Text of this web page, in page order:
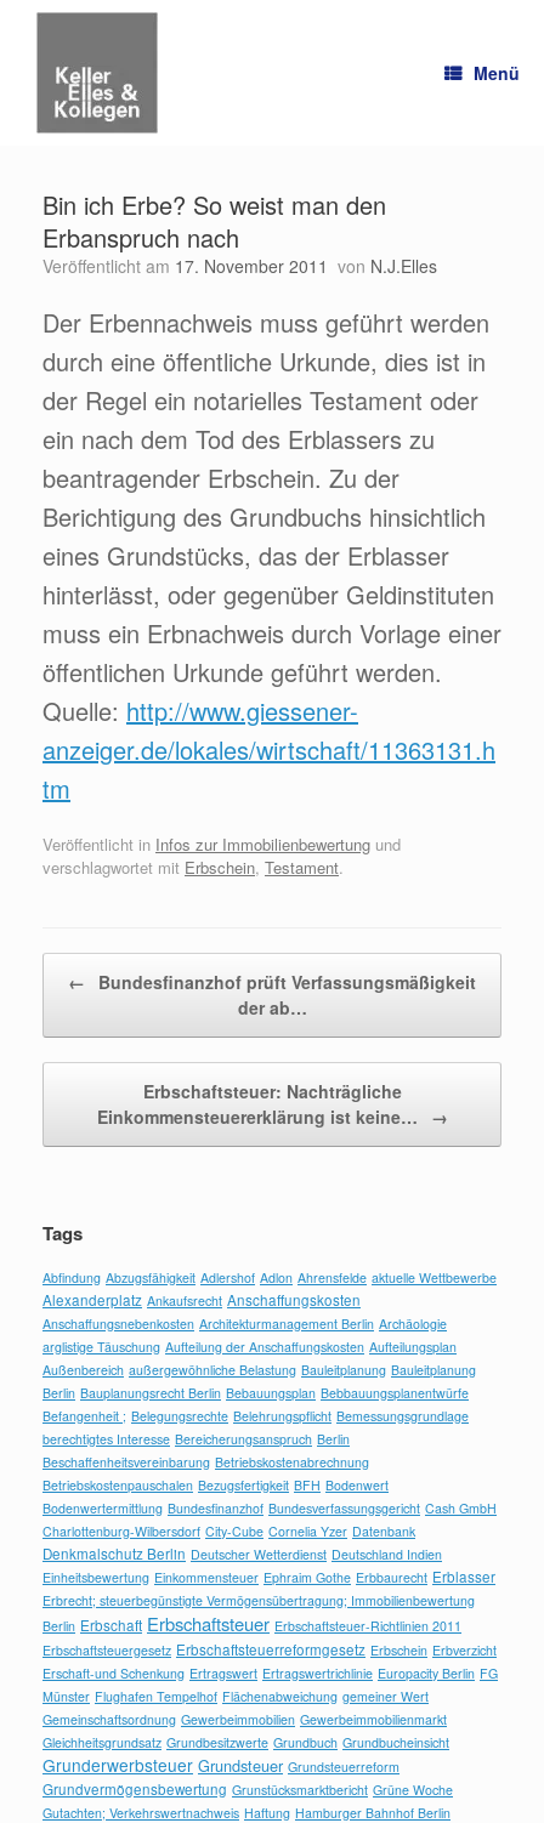
Menü
Bin ich Erbe? So weist man den
Erbanspruch nach
Veröffentlicht am 17. November 2011 von N.J.Elles
Der Erbennachweis muss geführt werden
durch eine öffentliche Urkunde, dies ist in
der Regel ein notarielles Testament oder
ein nach dem Tod des Erblassers zu
beantragender Erbschein. Zu der
Berichtigung des Grundbuchs hinsichtlich
eines Grundstücks, das der Erblasser
hinterlässt, oder gegenüber Geldinstituten
muss ein Erbnachweis durch Vorlage einer
öffentlichen Urkunde geführt werden.
Quelle: http://www.giessener-
anzeiger.de/lokales/wirtschaft/11363131.h
tm
Veröffentlicht in Infos zur Immobilienbewertung und
verschlagwortet mit Erbschein, Testament.
←
Bundesfinanzhof prüft Verfassungsmäßigkeit
der ab…
Erbschaftsteuer: Nachträgliche
Einkommensteuererklärung ist keine…
→
Tags
Abfindung Abzugsfähigkeit Adlershof Adlon Ahrensfelde aktuelle Wettbewerbe
Alexanderplatz Ankaufsrecht Anschaffungskosten
Anschaffungsnebenkosten Architekturmanagement Berlin Archäologie
arglistige Täuschung Aufteilung der Anschaffungskosten Aufteilungsplan
Außenbereich außergewöhnliche Belastung Bauleitplanung Bauleitplanung
Berlin Bauplanungsrecht Berlin Bebauungsplan Bebbauungsplanentwürfe
Befangenheit ; Belegungsrechte Belehrungspflicht Bemessungsgrundlage
berechtigtes Interesse Bereicherungsanspruch Berlin
Beschaffenheitsvereinbarung Betriebskostenabrechnung
Betriebskostenpauschalen Bezugsfertigkeit BFH Bodenwert
Bodenwertermittlung Bundesfinanzhof Bundesverfassungsgericht Cash GmbH
Charlottenburg-Wilbersdorf City-Cube Cornelia Yzer Datenbank
Denkmalschutz Berlin Deutscher Wetterdienst Deutschland Indien
Einheitsbewertung Einkommensteuer Ephraim Gothe Erbbaurecht Erblasser
Erbrecht; steuerbegünstigte Vermögensübertragung; Immobilienbewertung
Berlin Erbschaft Erbschaftsteuer Erbschaftsteuer-Richtlinien 2011
Erbschaftsteuergesetz Erbschaftsteuerreformgesetz Erbschein Erbverzicht
Erschaft-und Schenkung Ertragswert Ertragswertrichlinie Europacity Berlin FG
Münster Flughafen Tempelhof Flächenabweichung gemeiner Wert
Gemeinschaftsordnung Gewerbeimmobilien Gewerbeimmobilienmarkt
Gleichheitsgrundsatz Grundbesitzwerte Grundbuch Grundbucheinsicht
Grunderwerbsteuer Grundsteuer Grundsteuerreform
Grundvermögensbewertung Grunstücksmarktbericht Grüne Woche
Gutachten; Verkehrswertnachweis Haftung Hamburger Bahnhof Berlin